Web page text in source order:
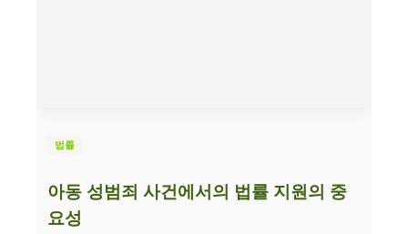
법률
아동 성범죄 사건에서의 법률 지원의 중
요성